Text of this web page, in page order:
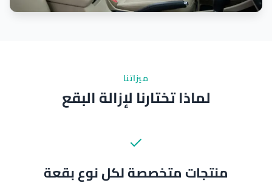
ميزاتنا
لماذا تختارنا لإزالة البقع
منتجات متخصصة لكل نوع بقعة